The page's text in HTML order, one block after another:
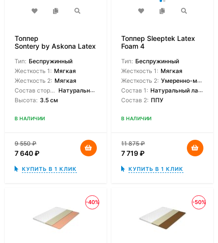
Топпер
Sontery by Askona Latex
Тип: Беспружинный
Жесткость 1: Мягкая
Жесткость 2: Мягкая
Состав сторон: Натуральный латекс
Высота: 3.5 см
В НАЛИЧИИ
9 550₽
7 640₽
КУПИТЬ В 1 КЛИК
Топпер Sleeptek Latex
Foam 4
Тип: Беспружинный
Жесткость 1: Мягкая
Жесткость 2: Умеренно-мягкая
Состав 1: Натуральный латекс
Состав 2: ППУ
В НАЛИЧИИ
11 875₽
7 719₽
КУПИТЬ В 1 КЛИК
-40% -50%